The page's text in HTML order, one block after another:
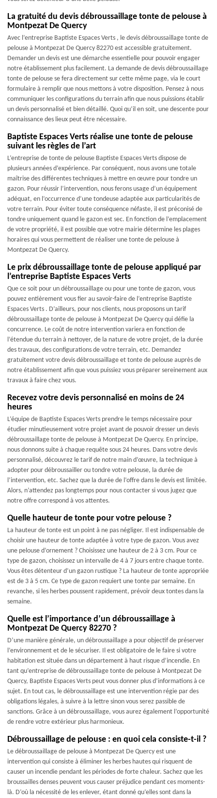
La gratuité du devis débroussaillage tonte de pelouse à
Montpezat De Quercy
Avec l’entreprise Baptiste Espaces Verts , le devis débroussaillage tonte de
pelouse à Montpezat De Quercy 82270 est accessible gratuitement.
Demander un devis est une démarche essentielle pour pouvoir engager
notre établissement plus facilement. La demande de devis débroussaillage
tonte de pelouse se fera directement sur cette même page, via le court
formulaire à remplir que nous mettons à votre disposition. Pensez à nous
communiquer les configurations du terrain afin que nous puissions établir
un devis personnalisé et bien détaillé. Quoi qu’il en soit, une descente pour
connaissance des lieux peut être nécessaire.
Baptiste Espaces Verts réalise une tonte de pelouse
suivant les règles de l’art
L’entreprise de tonte de pelouse Baptiste Espaces Verts dispose de
plusieurs années d’expérience. Par conséquent, nous avons une totale
maîtrise des différentes techniques à mettre en œuvre pour tondre un
gazon. Pour réussir l’intervention, nous ferons usage d’un équipement
adéquat, en l’occurrence d’une tondeuse adaptée aux particularités de
votre terrain. Pour éviter toute conséquence néfaste, il est préconisé de
tondre uniquement quand le gazon est sec. En fonction de l’emplacement
de votre propriété, il est possible que votre mairie détermine les plages
horaires qui vous permettent de réaliser une tonte de pelouse à
Montpezat De Quercy.
Le prix débroussaillage tonte de pelouse appliqué par
l’entreprise Baptiste Espaces Verts
Que ce soit pour un débroussaillage ou pour une tonte de gazon, vous
pouvez entièrement vous fier au savoir-faire de l’entreprise Baptiste
Espaces Verts . D’ailleurs, pour nos clients, nous proposons un tarif
débroussaillage tonte de pelouse à Montpezat De Quercy qui défie la
concurrence. Le coût de notre intervention variera en fonction de
l’étendue du terrain à nettoyer, de la nature de votre projet, de la durée
des travaux, des configurations de votre terrain, etc. Demandez
gratuitement votre devis débroussaillage et tonte de pelouse auprès de
notre établissement afin que vous puissiez vous préparer sereinement aux
travaux à faire chez vous.
Recevez votre devis personnalisé en moins de 24
heures
L’équipe de Baptiste Espaces Verts prendre le temps nécessaire pour
étudier minutieusement votre projet avant de pouvoir dresser un devis
débroussaillage tonte de pelouse à Montpezat De Quercy. En principe,
nous donnons suite à chaque requête sous 24 heures. Dans votre devis
personnalisé, découvrez le tarif de notre main d’œuvre, la technique à
adopter pour débroussailler ou tondre votre pelouse, la durée de
l’intervention, etc. Sachez que la durée de l’offre dans le devis est limitée.
Alors, n’attendez pas longtemps pour nous contacter si vous jugez que
notre offre correspond à vos attentes.
Quelle hauteur de tonte pour votre pelouse ?
La hauteur de tonte est un point à ne pas négliger. Il est indispensable de
choisir une hauteur de tonte adaptée à votre type de gazon. Vous avez
une pelouse d’ornement ? Choisissez une hauteur de 2 à 3 cm. Pour ce
type de gazon, choisissez un intervalle de 4 à 7 jours entre chaque tonte.
Vous êtes détenteur d’un gazon rustique ? La hauteur de tonte appropriée
est de 3 à 5 cm. Ce type de gazon requiert une tonte par semaine. En
revanche, si les herbes poussent rapidement, prévoir deux tontes dans la
semaine.
Quelle est l’importance d’un débroussaillage à
Montpezat De Quercy 82270 ?
D’une manière générale, un débroussaillage a pour objectif de préserver
l’environnement et de le sécuriser. Il est obligatoire de le faire si votre
habitation est située dans un département à haut risque d’incendie. En
tant qu’entreprise de débroussaillage tonte de pelouse à Montpezat De
Quercy, Baptiste Espaces Verts peut vous donner plus d’informations à ce
sujet. En tout cas, le débroussaillage est une intervention régie par des
obligations légales, à suivre à la lettre sinon vous serez passible de
sanctions. Grâce à un débroussaillage, vous aurez également l’opportunité
de rendre votre extérieur plus harmonieux.
Débroussaillage de pelouse : en quoi cela consiste-t-il ?
Le débroussaillage de pelouse à Montpezat De Quercy est une
intervention qui consiste à éliminer les herbes hautes qui risquent de
causer un incendie pendant les périodes de forte chaleur. Sachez que les
broussailles denses peuvent vous causer préjudice pendant ces moments-
là. D’où la nécessité de les enlever, étant donné qu’elles sont dans la